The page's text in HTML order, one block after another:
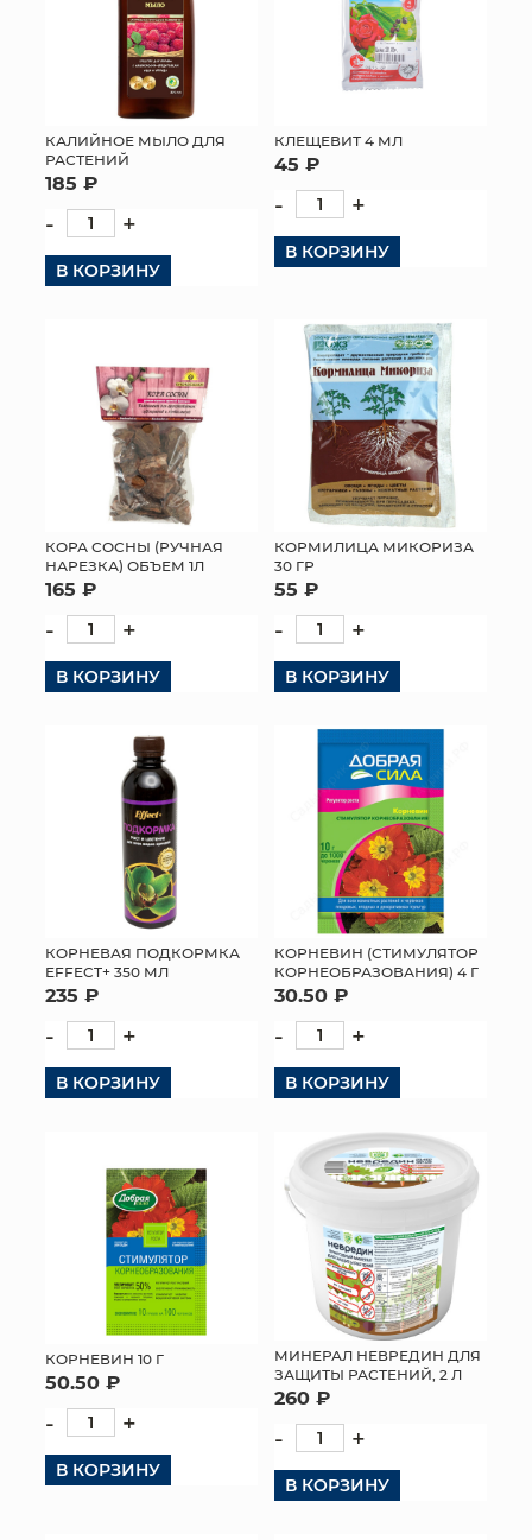
КАЛИЙНОЕ МЫЛО ДЛЯ
РАСТЕНИЙ
185 ₽
- +
В КОРЗИНУ
КЛЕЩЕВИТ 4 МЛ
45 ₽
- +
В КОРЗИНУ
КОРА СОСНЫ (РУЧНАЯ
НАРЕЗКА) ОБЪЕМ 1Л
165 ₽
- +
В КОРЗИНУ
КОРМИЛИЦА МИКОРИЗА
30 ГР
55 ₽
- +
В КОРЗИНУ
КОРНЕВАЯ ПОДКОРМКА
EFFECT+ 350 МЛ
235 ₽
- +
В КОРЗИНУ
КОРНЕВИН (СТИМУЛЯТОР
КОРНЕОБРАЗОВАНИЯ) 4 Г
30.50 ₽
- +
В КОРЗИНУ
КОРНЕВИН 10 Г
50.50 ₽
- +
В КОРЗИНУ
МИНЕРАЛ НЕВРЕДИН ДЛЯ
ЗАЩИТЫ РАСТЕНИЙ, 2 Л
260 ₽
- +
В КОРЗИНУ